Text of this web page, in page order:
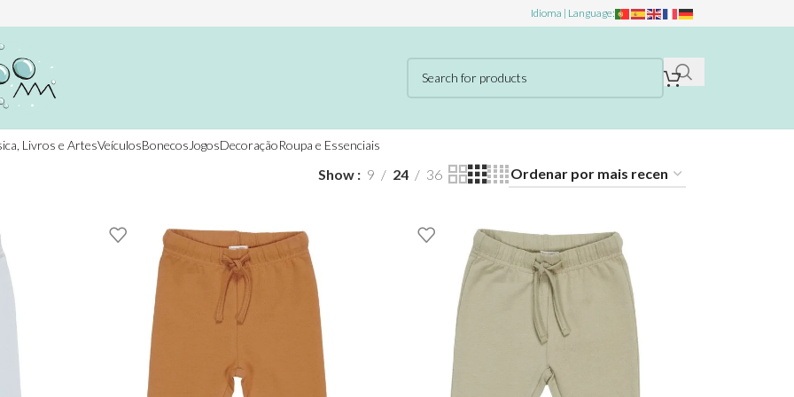
Idioma | Language:
Livros e ArtesVeículosBonecos JogosDecoraçãoRoupa e Essenciais
Show 9 24 36